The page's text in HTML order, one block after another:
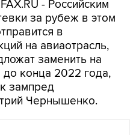
- Российским
за рубеж в этом
в
на авиаотрасль,
заменить на
до конца 2022 года,
зампред
Чернышенко.